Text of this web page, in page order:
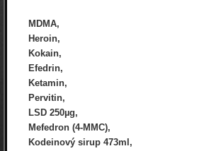
MDMA,
Heroin,
Kokain,
Efedrin,
Ketamin,
Pervitin,
LSD 250µg,
Mefedron (4-MMC),
Kodeinový sirup 473ml,